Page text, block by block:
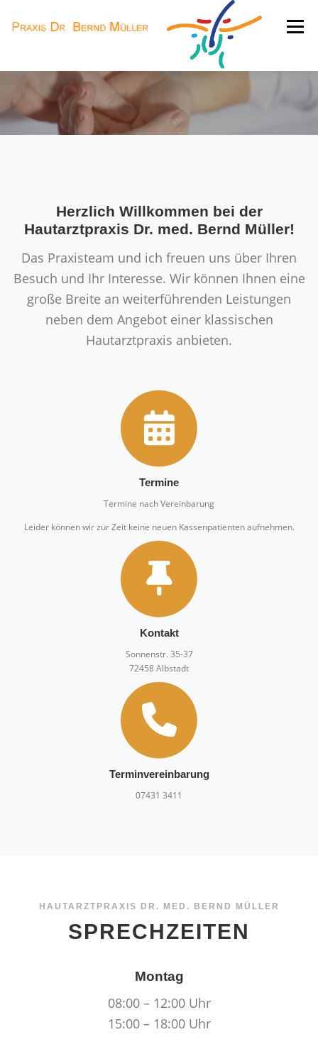
Inhalt
springen
Menü
HOME LEISTUNGEN
Herzlich Willkommen bei der
Hautarztpraxis Dr. med. Bernd Müller!
Das Praxisteam und ich freuen uns über Ihren
Besuch und Ihr Interesse. Wir können Ihnen eine
große Breite an weiterführenden Leistungen
neben dem Angebot einer klassischen
Hautarztpraxis anbieten.
Termine
Termine nach Vereinbarung
Leider können wir zur Zeit keine neuen Kassenpatienten aufnehmen.
Kontakt
Sonnenstr. 35-37
72458 Albstadt
Terminvereinbarung
07431 3411
HAUTARZTPRAXIS DR. MED. BERND MÜLLER
SPRECHZEITEN
Montag
08:00 – 12:00 Uhr
15:00 – 18:00 Uhr